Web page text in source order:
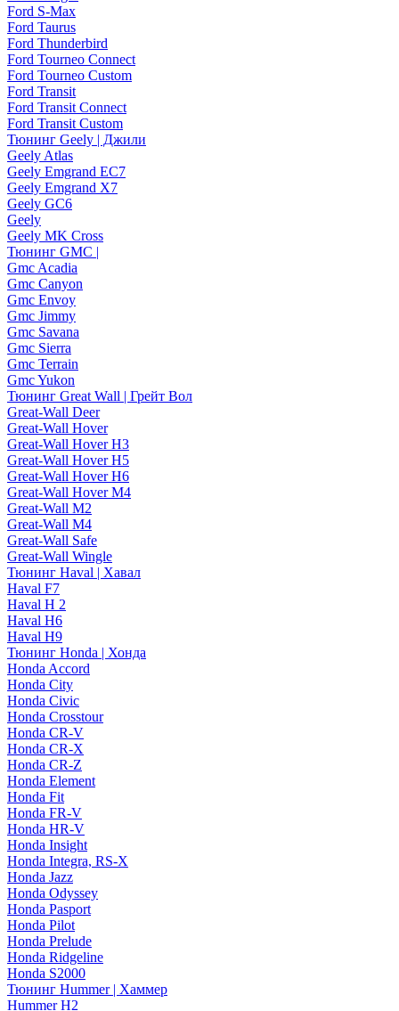
Ford S-Max
Ford Taurus
Ford Thunderbird
Ford Tourneo Connect
Ford Tourneo Custom
Ford Transit
Ford Transit Connect
Ford Transit Custom
Тюнинг Geely | Джили
Geely Atlas
Geely Emgrand EC7
Geely Emgrand X7
Geely GC6
Geely
Geely MK Cross
Тюнинг GMC |
Gmc Acadia
Gmc Canyon
Gmc Envoy
Gmc Jimmy
Gmc Savana
Gmc Sierra
Gmc Terrain
Gmc Yukon
Тюнинг Great Wall | Грейт Вол
Great-Wall Deer
Great-Wall Hover
Great-Wall Hover H3
Great-Wall Hover H5
Great-Wall Hover H6
Great-Wall Hover M4
Great-Wall M2
Great-Wall M4
Great-Wall Safe
Great-Wall Wingle
Тюнинг Haval | Хавал
Haval F7
Haval H 2
Haval H6
Haval H9
Тюнинг Honda | Хонда
Honda Accord
Honda City
Honda Civic
Honda Crosstour
Honda CR-V
Honda CR-X
Honda CR-Z
Honda Element
Honda Fit
Honda FR-V
Honda HR-V
Honda Insight
Honda Integra, RS-X
Honda Jazz
Honda Odyssey
Honda Pasport
Honda Pilot
Honda Prelude
Honda Ridgeline
Honda S2000
Тюнинг Hummer | Хаммер
Hummer H2